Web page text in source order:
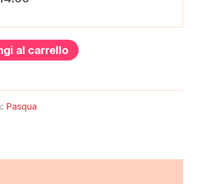
al carrello
Pasqua